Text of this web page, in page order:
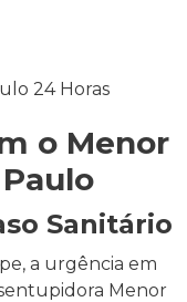
24 Horas
o Menor
Sanitário
a urgência em
Menor